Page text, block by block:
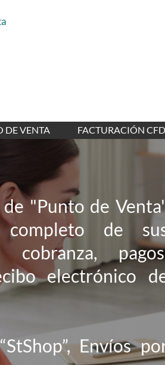
DE VENTA FACTURACIÓN
"Punto de
de
cobranza,
electrónico
Envíos